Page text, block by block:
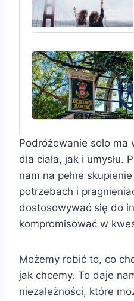
Podróżowanie solo ma
dla ciała, jak i umysłu.
nam na pełne
potrzebach i
dostosowywać się do
kompromisować w
Możemy robić to, co
jak chcemy. To daje
niezależności, które